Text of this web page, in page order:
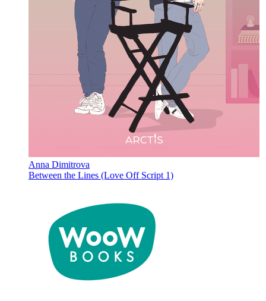
Anna Dimitrova
Between the Lines (Love Off Script 1)